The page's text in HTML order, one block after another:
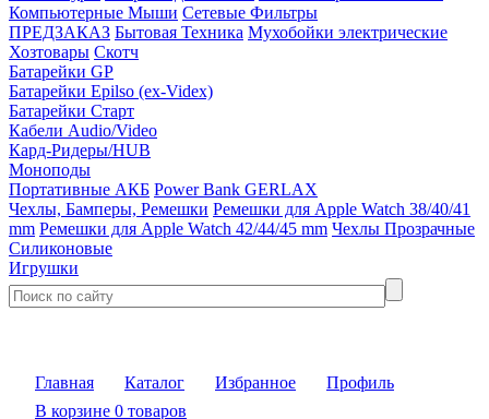
Компьютерные Мыши Сетевые Фильтры
ПРЕДЗАКАЗ Бытовая Техника Мухобойки электрические
Хозтовары Скотч
Батарейки GP
Батарейки Epilso (ex-Videx)
Батарейки Старт
Кабели Audio/Video
Кард-Ридеры/HUB
Моноподы
Портативные АКБ Power Bank GERLAX
Чехлы, Бамперы, Ремешки Ремешки для Apple Watch 38/40/41
mm Ремешки для Apple Watch 42/44/45 mm Чехлы Прозрачные
Силиконовые
Игрушки
Главная Каталог Избранное
Профиль
В корзине 0 товаров